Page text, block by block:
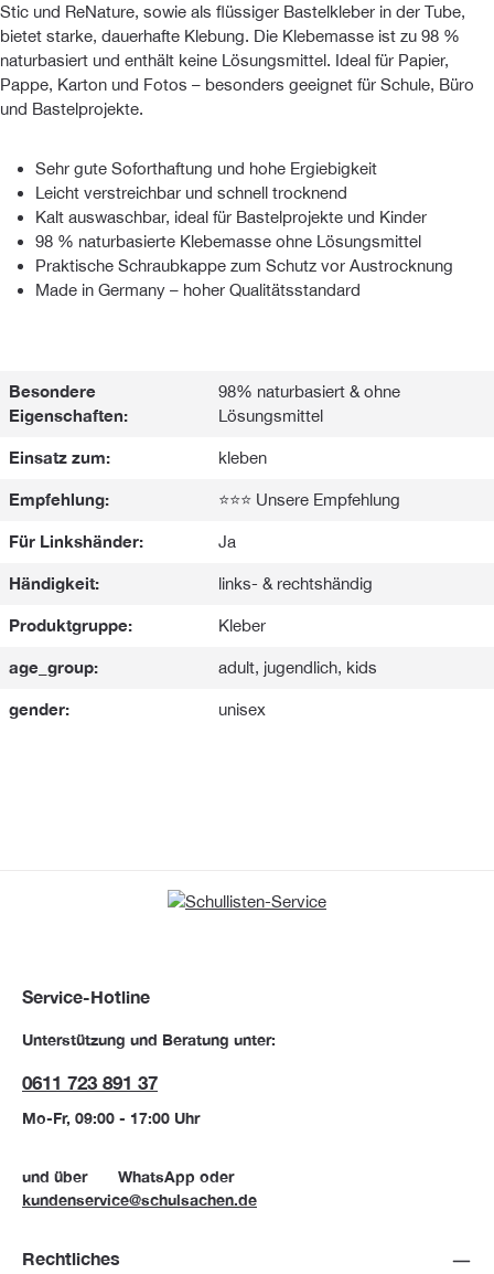
Stic und ReNature, sowie als flüssiger Bastelkleber in der Tube,
bietet starke, dauerhafte Klebung. Die Klebemasse ist zu 98 %
naturbasiert und enthält keine Lösungsmittel. Ideal für Papier,
Pappe, Karton und Fotos – besonders geeignet für Schule, Büro
und Bastelprojekte.
Sehr gute Soforthaftung und hohe Ergiebigkeit
Leicht verstreichbar und schnell trocknend
Kalt auswaschbar, ideal für Bastelprojekte und Kinder
98 % naturbasierte Klebemasse ohne Lösungsmittel
Praktische Schraubkappe zum Schutz vor Austrocknung
Made in Germany – hoher Qualitätsstandard
Besondere
Eigenschaften:
98% naturbasiert & ohne
Lösungsmittel
Einsatz zum: kleben
Empfehlung: ⭐⭐⭐ Unsere Empfehlung
Für Linkshänder: Ja
Händigkeit: links- & rechtshändig
Produktgruppe: Kleber
age_group: adult, jugendlich, kids
gender: unisex
Service-Hotline
Unterstützung und Beratung unter:
0611 723 891 37
Mo-Fr, 09:00 - 17:00 Uhr
und über WhatsApp oder
kundenservice@schulsachen.de
Rechtliches